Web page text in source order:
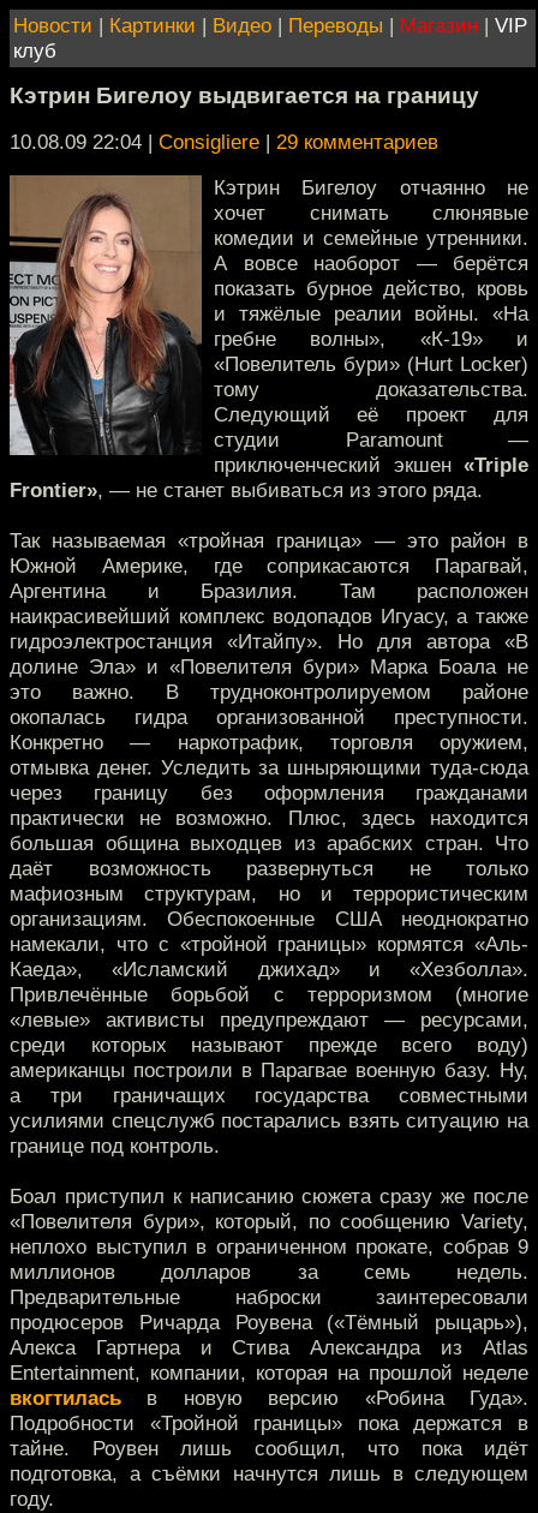
Новости | Картинки | Видео | Переводы | Магазин | VIP
клуб
Кэтрин Бигелоу выдвигается на границу
10.08.09 22:04 | Consigliere | 29 комментариев
Кэтрин Бигелоу отчаянно не
хочет снимать слюнявые
комедии и семейные утренники.
А вовсе наоборот — берётся
показать бурное действо, кровь
и тяжёлые реалии войны. «На
гребне волны», «К-19» и
«Повелитель бури» (Hurt Locker)
тому доказательства.
Следующий её проект для
студии Paramount —
приключенческий экшен «Triple
Frontier», — не станет выбиваться из этого ряда.
Так называемая «тройная граница» — это район в
Южной Америке, где соприкасаются Парагвай,
Аргентина и Бразилия. Там расположен
наикрасивейший комплекс водопадов Игуасу, а также
гидроэлектростанция «Итайпу». Но для автора «В
долине Эла» и «Повелителя бури» Марка Боала не
это важно. В трудноконтролируемом районе
окопалась гидра организованной преступности.
Конкретно — наркотрафик, торговля оружием,
отмывка денег. Уследить за шныряющими туда-сюда
через границу без оформления гражданами
практически не возможно. Плюс, здесь находится
большая община выходцев из арабских стран. Что
даёт возможность развернуться не только
мафиозным структурам, но и террористическим
организациям. Обеспокоенные США неоднократно
намекали, что с «тройной границы» кормятся «Аль-
Каеда», «Исламский джихад» и «Хезболла».
Привлечённые борьбой с терроризмом (многие
«левые» активисты предупреждают — ресурсами,
среди которых называют прежде всего воду)
американцы построили в Парагвае военную базу. Ну,
а три граничащих государства совместными
усилиями спецслужб постарались взять ситуацию на
границе под контроль.
Боал приступил к написанию сюжета сразу же после
«Повелителя бури», который, по сообщению Variety,
неплохо выступил в ограниченном прокате, собрав 9
миллионов долларов за семь недель.
Предварительные наброски заинтересовали
продюсеров Ричарда Роувена («Тёмный рыцарь»),
Алекса Гартнера и Стива Александра из Atlas
Entertainment, компании, которая на прошлой неделе
вкогтилась в новую версию «Робина Гуда».
Подробности «Тройной границы» пока держатся в
тайне. Роувен лишь сообщил, что пока идёт
подготовка, а съёмки начнутся лишь в следующем
году.